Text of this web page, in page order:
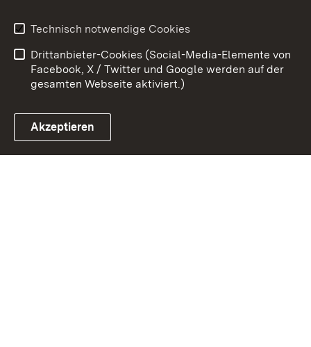
Link zum Landesportal
Datenschutz
Barrierefreiheit
Impressum
Cookies
Technisch notwendige Cookies
Drittanbieter-Cookies (Social-Media-Elemente von
Facebook, X / Twitter und Google werden auf der
gesamten Webseite aktiviert.)
Akzeptieren